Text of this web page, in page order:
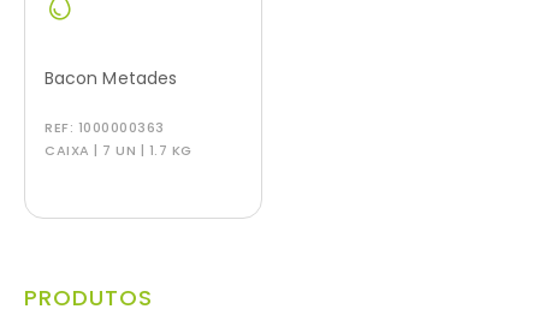
Bacon Metades
REF: 1000000363
CAIXA | 7 UN | 1.7 KG
PRODUTOS